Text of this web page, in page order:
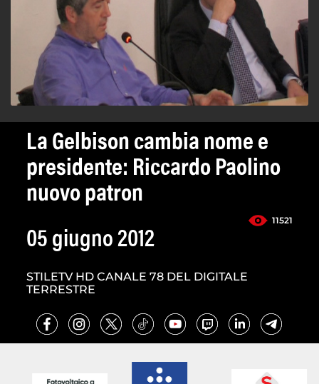
La Gelbison cambia nome e
presidente: Riccardo Paolino
nuovo patron
11521
05 giugno 2012
STILETV HD CANALE 78 DEL DIGITALE
TERRESTRE